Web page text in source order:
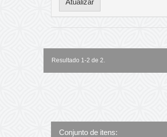
Resultado 1-2 de 2.
Conjunto de itens: